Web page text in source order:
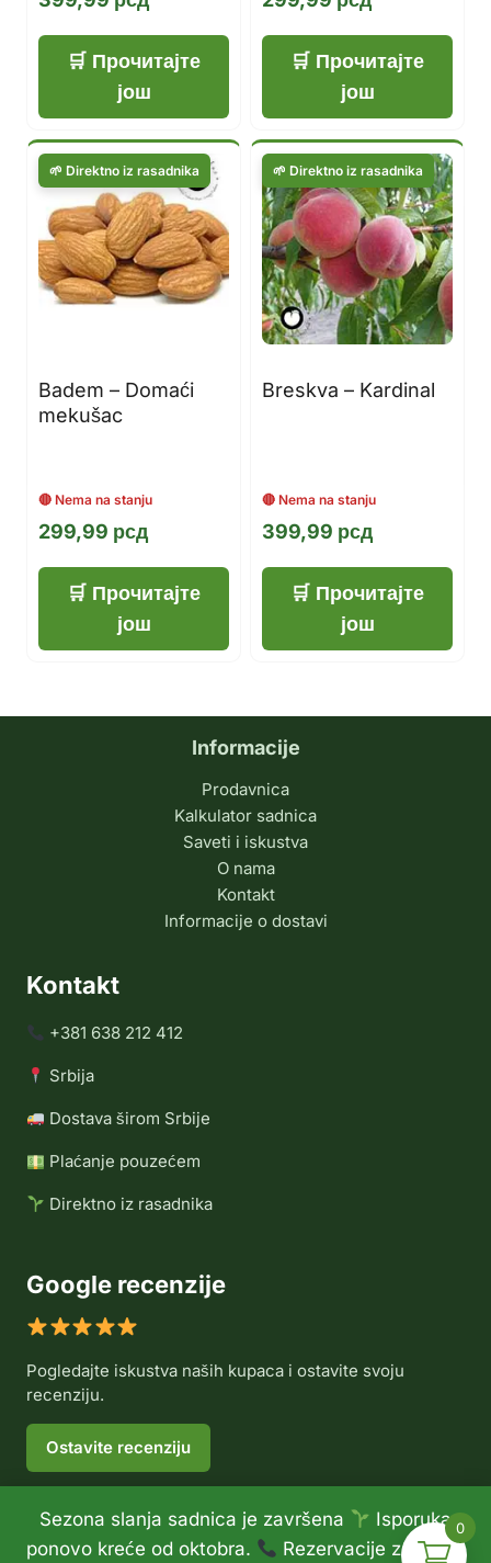
Sezona slanja sadnica je završena
Isporuka
ponovo kreće od oktobra.
Rezervacije za jesen
Прочитајте
још
Прочитајте
још
Badem – Domaći
mekušac
299,99 рсд
Прочитајте
још
Breskva – Kardinal
399,99 рсд
Прочитајте
још
Informacije
Prodavnica
Kalkulator sadnica
Saveti i iskustva
O nama
Kontakt
Informacije o dostavi
Kontakt
+381 638 212 412
Srbija
Dostava širom Srbije
Plaćanje pouzećem
Direktno iz rasadnika
Google recenzije
Pogledajte iskustva naših kupaca i ostavite svoju
recenziju.
Ostavite recenziju
© 2026 Rasadnik Voće Delux •Politika privatnosti•
0